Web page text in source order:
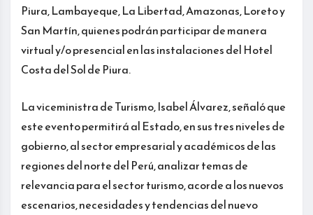
Piura, Lambayeque, La Libertad, Amazonas, Loreto y
San Martín, quienes podrán participar de manera
virtual y/o presencial en las instalaciones del Hotel
Costa del Sol de Piura.
La viceministra de Turismo, Isabel Álvarez, señaló que
este evento permitirá al Estado, en sus tres niveles de
gobierno, al sector empresarial y académicos de las
regiones del norte del Perú, analizar temas de
relevancia para el sector turismo, acorde a los nuevos
escenarios, necesidades y tendencias del nuevo